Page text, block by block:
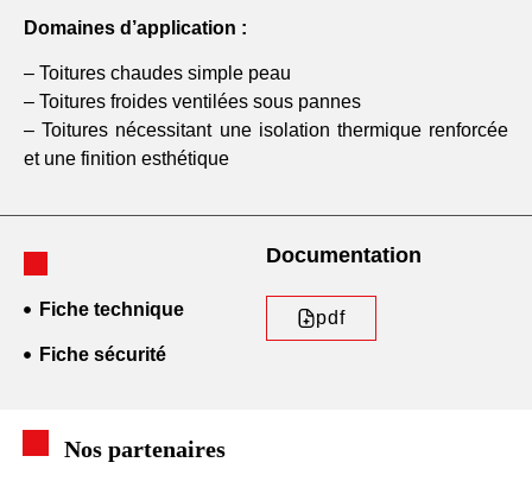
Domaines d’application :
– Toitures chaudes simple peau
– Toitures froides ventilées sous pannes
– Toitures nécessitant une isolation thermique renforcée
et une finition esthétique
Documentation
Fiche technique
pdf
Fiche sécurité
Nos partenaires